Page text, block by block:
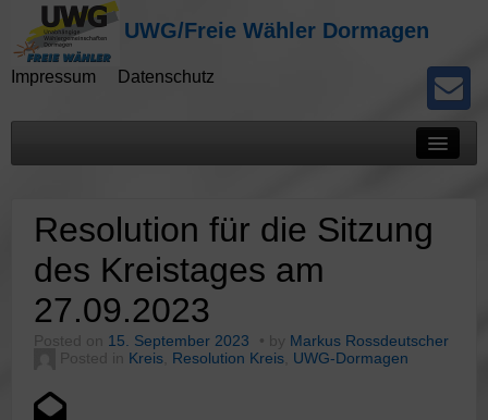
UWG/Freie Wähler Dormagen
Impressum Datenschutz
Presseberichte
Kommunalwahlen
Potokolle
Resolution für die Sitzung
des Kreistages am
27.09.2023
Posted on 15. September 2023 by Markus Rossdeutscher
Posted in Kreis Resolution Kreis UWG-Dormagen